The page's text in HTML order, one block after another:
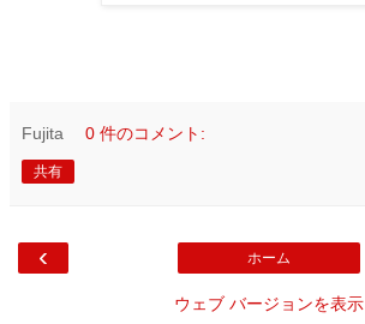
Fujita 0 件のコメント:
共有
‹ ホーム
ウェブ バージョンを表示